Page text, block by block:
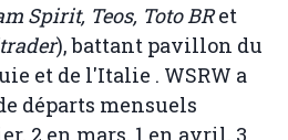
Spirit, Teos, Toto BRet
), battant pavillon du
et de l'Italie . WSRW a
départs mensuels
2 en mars, 1 en avril, 3